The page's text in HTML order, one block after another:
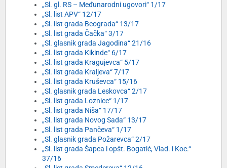
„Sl. gl. RS – Međunarodni ugovori“ 1/17
„Sl. list APV“ 12/17
„Sl. list grada Beograda“ 13/17
„Sl. list grada Čačka“ 3/17
„Sl. glasnik grada Jagodina“ 21/16
„Sl. list grada Kikinde“ 6/17
„Sl. list grada Kragujevca“ 5/17
„Sl. list grada Kraljeva“ 7/17
„Sl. list grada Kruševca“ 15/16
„Sl. glasnik grada Leskovca“ 2/17
„Sl. list grada Loznice“ 1/17
„Sl. list grada Niša“ 17/17
„Sl. list grada Novog Sada“ 13/17
„Sl. list grada Pančeva“ 1/17
„Sl. glasnik grada Požarevca“ 2/17
„Sl. list grada Šapca i opšt. Bogatić, Vlad. i Koc.“
37/16